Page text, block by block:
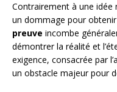
Contrairement à une idée
un dommage pour
preuve incombe
démontrer la réalité et
exigence, consacrée par
un obstacle majeur pour